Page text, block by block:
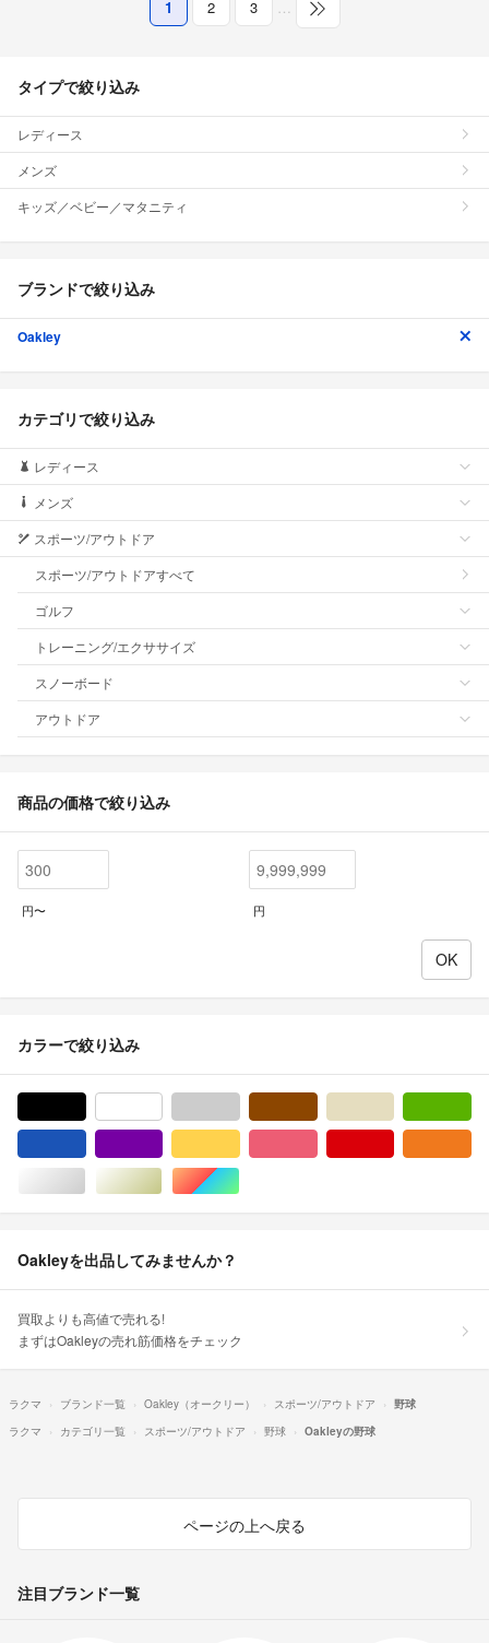
1 2 3 …
タイプで絞り込み
レディース
メンズ
キッズ／ベビー／マタニティ
ブランドで絞り込み
Oakley
カテゴリで絞り込み
レディース
メンズ
スポーツ/アウトドア
スポーツ/アウトドアすべて
ゴルフ
トレーニング/エクササイズ
スノーボード
アウトドア
商品の価格で絞り込み
円〜 円
カラーで絞り込み
シルバー/銀色系ゴールド/金色系マルチカラー
Oakleyを出品してみませんか？
買取よりも高値で売れる!
まずはOakleyの売れ筋価格をチェック
ラクマ ブランド一覧 Oakley（オークリー） スポーツ/アウトドア
野球
ラクマ
カテゴリ一覧 スポーツ/アウトドア 野球 Oakleyの野球
ページの上へ戻る
注目ブランド一覧